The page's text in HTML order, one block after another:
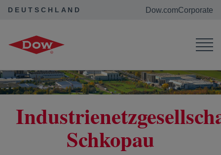
DEUTSCHLAND Dow.comCorporate
Schkopau